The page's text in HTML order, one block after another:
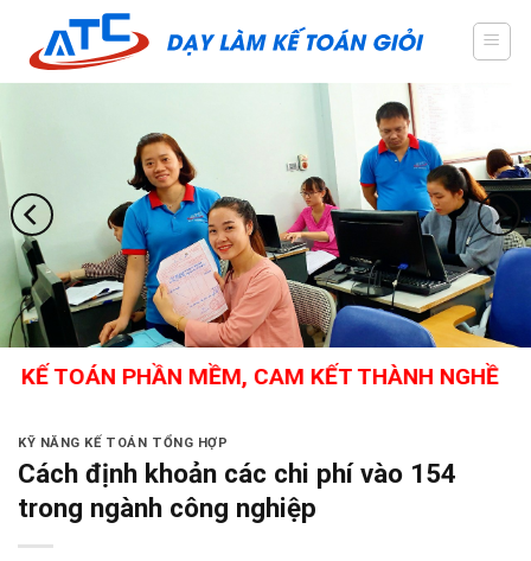
content
PHẦN MỀM, CAM KẾT THÀNH NGHỀ
KỸ NĂNG KẾ TOÁN TỔNG HỢP
Cách định khoản các chi phí vào 154
trong ngành công nghiệp